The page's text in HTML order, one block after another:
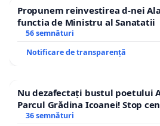
Propunem reinvestirea d-nei
functia de Ministru al Sanatatii
56 semnături
Notificare de transparență
Nu dezafectați bustul poetului
Parcul Grădina Icoanei! Stop
36 semnături